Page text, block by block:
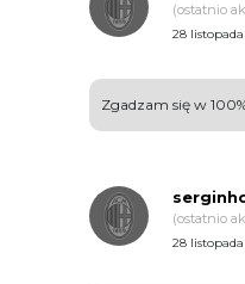
(ostatnio
28 listopada
Zgadzam się w
(ostatnio
28 listopada